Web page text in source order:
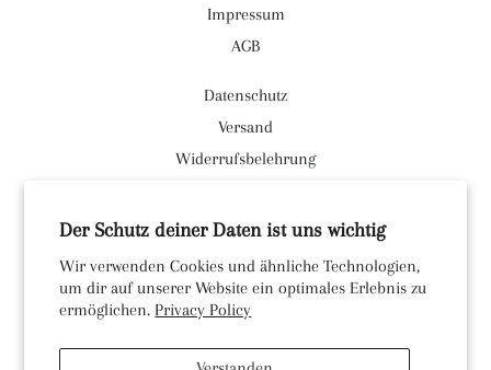
Der Schutz deiner Daten ist uns wichtig
Wir verwenden Cookies und ähnliche Technologien,
um dir auf unserer Website ein optimales Erlebnis zu
ermöglichen.Privacy Policy
Impressum
AGB
Datenschutz
Versand
Widerrufsbelehrung
Instagram
Währung
EUR €
© 2026,Strandgut-Duhnen